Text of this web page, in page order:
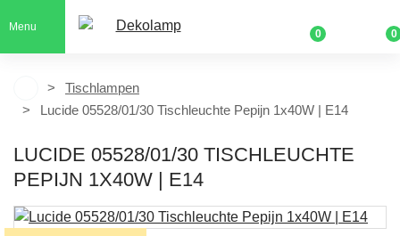
Menu
0 0
Tischlampen
Lucide 05528/01/30 Tischleuchte Pepijn 1x40W | E14
LUCIDE 05528/01/30 TISCHLEUCHTE
PEPIJN 1X40W | E14